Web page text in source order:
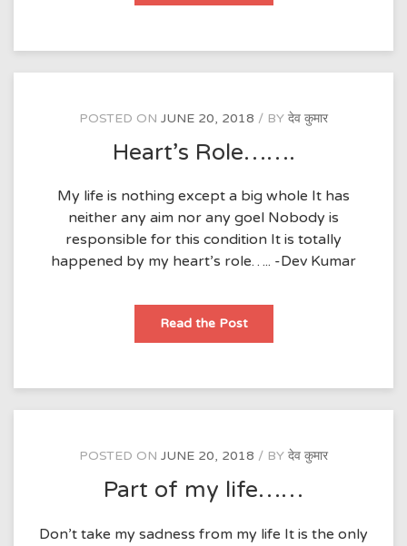
your…….
POSTED ON JUNE 20, 2018 BY देव कुमार
Heart’s Role…….
My life is nothing except a big whole It has
neither any aim nor any goel Nobody is
responsible for this condition It is totally
happened by my heart’s role….. -Dev Kumar
Read the PostHeart’s
POSTED ON JUNE 20, 2018 BY देव कुमार
Part of my life……
Don’t take my sadness from my life It is the only